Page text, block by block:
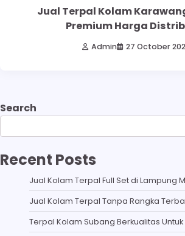
Jual Terpal Kolam
Premium Harga
Admin 27 October
Search
Recent Posts
Jual Kolam Terpal Full Set di Lampung
Jual Kolam Terpal Tanpa Rangka
Terpal Kolam Subang Berkualitas